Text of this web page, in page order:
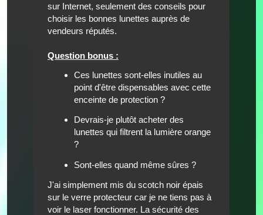
sur Internet, seulement des conseils pour
choisir les bonnes lunettes auprès de
vendeurs réputés.
Question bonus :
Ces lunettes sont-elles inutiles au
point d'être dispensables avec cette
enceinte de protection ?
Devrais-je plutôt acheter des
lunettes qui filtrent la lumière orange
?
Sont-elles quand même sûres ?
J'ai simplement mis du scotch noir épais
sur le verre protecteur car je ne tiens pas à
voir le laser fonctionner. La sécurité des